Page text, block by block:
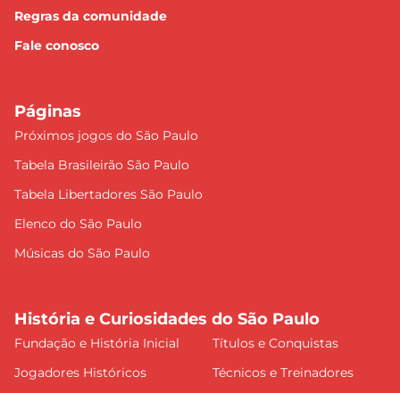
Regras da comunidade
Fale conosco
Páginas
Próximos jogos do São Paulo
Tabela Brasileirão São Paulo
Tabela Libertadores São Paulo
Elenco do São Paulo
Músicas do São Paulo
História e Curiosidades do São Paulo
Fundação e História Inicial
Títulos e Conquistas
Jogadores Históricos
Técnicos e Treinadores